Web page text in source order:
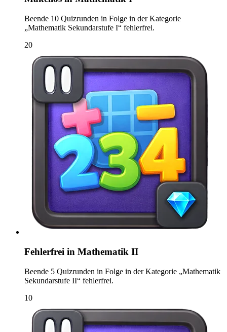
Beende 10 Quizrunden in Folge in der Kategorie
„Mathematik Sekundarstufe I“ fehlerfrei.
20
Fehlerfrei in Mathematik II
Beende 5 Quizrunden in Folge in der Kategorie „Mathematik
Sekundarstufe II“ fehlerfrei.
10